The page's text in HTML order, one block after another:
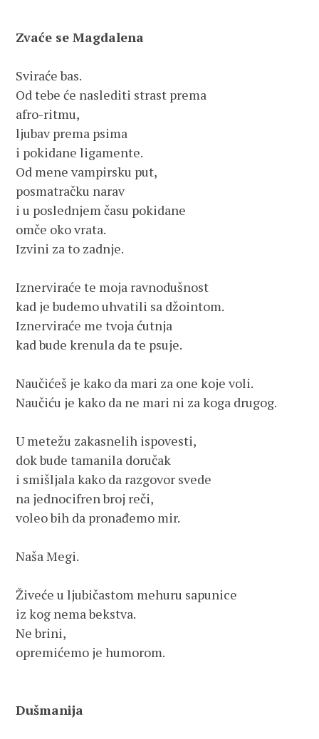
Zvaće se Magdalena
Sviraće bas.
Od tebe će naslediti strast prema
afro-ritmu,
ljubav prema psima
i pokidane ligamente.
Od mene vampirsku put,
posmatračku narav
i u poslednjem času pokidane
omče oko vrata.
Izvini za to zadnje.
Iznerviraće te moja ravnodušnost
kad je budemo uhvatili sa džointom.
Iznerviraće me tvoja ćutnja
kad bude krenula da te psuje.
Naučićeš je kako da mari za one koje voli.
Naučiću je kako da ne mari ni za koga drugog.
U metežu zakasnelih ispovesti,
dok bude tamanila doručak
i smišljala kako da razgovor svede
na jednocifren broj reči,
voleo bih da pronađemo mir.
Naša Megi.
Živeće u ljubičastom mehuru sapunice
iz kog nema bekstva.
Ne brini,
opremićemo je humorom.
Dušmanija